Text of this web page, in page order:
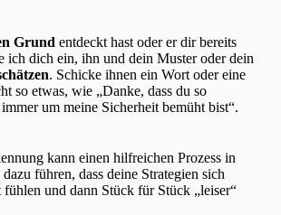
Grund entdeckt hast oder er dir bereits
ich dich ein, ihn und dein Muster oder dein
. Schicke ihnen ein Wort oder eine
so etwas, wie „Danke, dass du so
um meine Sicherheit bemüht bist“.
kann einen hilfreichen Prozess in
führen, dass deine Strategien sich
und dann Stück für Stück „leiser“